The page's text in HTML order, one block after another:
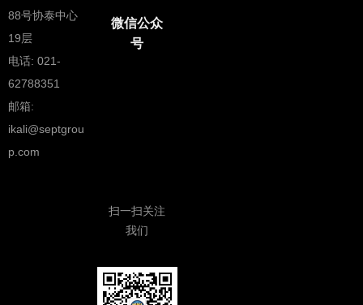
扫一扫关注
我们
微信公众
号
88号协泰中心
19层
电话: 021-
62788351
邮箱:
ikali@septgrou
p.com